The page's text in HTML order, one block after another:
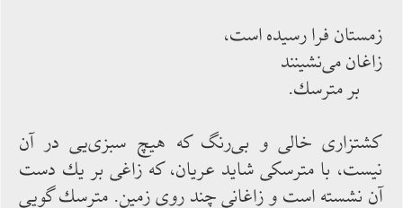
زمستان فرا رسیده ‌‌است،
زاغان می‌‌نشینند
بر مترسك.
كشتزاری خالی و بی‌‌رنگ كه هیچ سبزی‌‌یی در آن
نیست، با مترسكی شاید عریان، كه زاغی بر یك دست
آن نشسته ‌‌است و زاغانی چند روی زمین. مترسك گویی